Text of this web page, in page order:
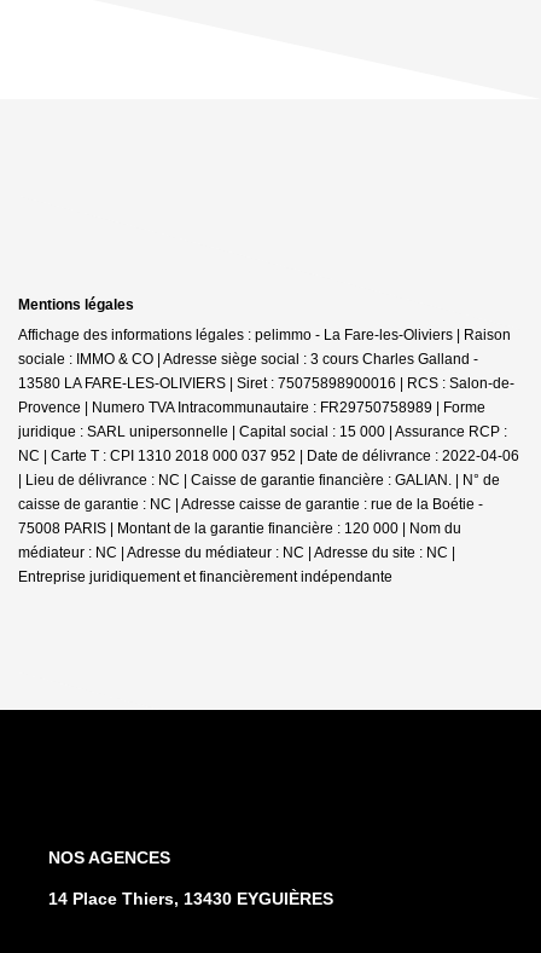
Mentions légales
Affichage des informations légales : pelimmo - La Fare-les-Oliviers | Raison
sociale : IMMO & CO | Adresse siège social : 3 cours Charles Galland -
13580 LA FARE-LES-OLIVIERS | Siret : 75075898900016 | RCS : Salon-de-
Provence | Numero TVA Intracommunautaire : FR29750758989 | Forme
juridique : SARL unipersonnelle | Capital social : 15 000 | Assurance RCP :
NC | Carte T : CPI 1310 2018 000 037 952 | Date de délivrance : 2022-04-06
| Lieu de délivrance : NC | Caisse de garantie financière : GALIAN. | N° de
caisse de garantie : NC | Adresse caisse de garantie : rue de la Boétie -
75008 PARIS | Montant de la garantie financière : 120 000 | Nom du
médiateur : NC | Adresse du médiateur : NC | Adresse du site : NC |
Entreprise juridiquement et financièrement indépendante
NOS AGENCES
14 Place Thiers, 13430 EYGUIÈRES